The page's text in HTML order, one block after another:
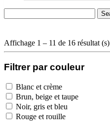
for:
Affichage 1 – 11 de 16 résultat (s)
Filtrer par couleur
Blanc et crème
Brun, beige et taupe
Noir, gris et bleu
Rouge et rouille